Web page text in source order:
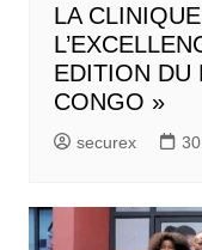
LA
EDITION DU
CONGO »
securex